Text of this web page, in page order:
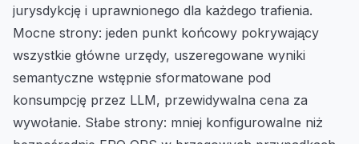
jurysdykcję i uprawnionego dla każdego trafienia.
Mocne strony: jeden punkt końcowy pokrywający
wszystkie główne urzędy, uszeregowane wyniki
semantyczne wstępnie sformatowane pod
konsumpcję przez LLM, przewidywalna cena za
wywołanie. Słabe strony: mniej konfigurowalne niż